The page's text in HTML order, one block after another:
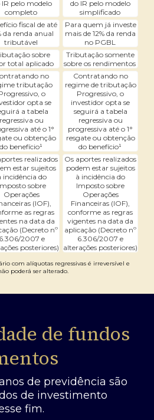
IR pelo modelo
completo
do IR pelo modelo
simplificado
fiscal de até
da renda anual
tributável
Para quem já investe
mais de 12% da renda
no PGBL
sobre
total aplicado
Tributação somente
sobre os rendimentos
no
tributação
o
opta se
a tabela
regressiva ou
até o 1°
ou obtenção
do benefício¹
Contratando no
regime de tributação
Progressivo, o
investidor opta se
seguirá a tabela
regressiva ou
progressiva até o 1°
resgate ou obtenção
do benefício¹
realizados
estar sujeitos
incidência do
sobre
Operações
(IOF),
as regras
na data da
(Decreto nº
6.306/2007 e
posteriores)
Os aportes realizados
podem estar sujeitos
à incidência do
Imposto sobre
Operações
Financeiras (IOF),
conforme as regras
vigentes na data da
aplicação (Decreto nº
6.306/2007 e
alterações posteriores)
com alíquotas regressivas é irreversível e
poderá ser alterado.
de fundos
de previdência são
de investimento
fim.